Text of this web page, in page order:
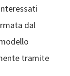
dal
tramite